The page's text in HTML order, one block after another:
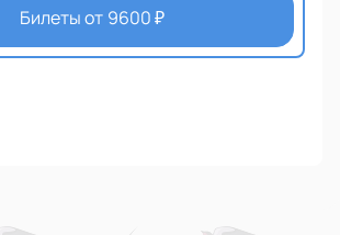
Билеты от 9600₽